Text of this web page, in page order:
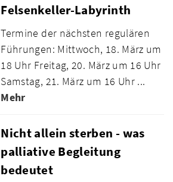
Felsenkeller-Labyrinth
Termine der nächsten regulären
Führungen: Mittwoch, 18. März um
18 Uhr Freitag, 20. März um 16 Uhr
Samstag, 21. März um 16 Uhr ...
Mehr
Nicht allein sterben - was
palliative Begleitung
bedeutet